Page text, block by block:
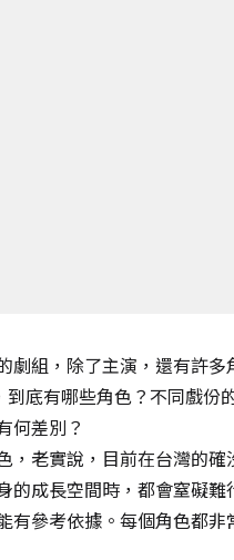
組，除了主演，還有許多
底有哪些角色？不同戲份
何差別？
老實說，目前在台灣的
成長空間時，都會窒礙難
參考依據。每個角色都